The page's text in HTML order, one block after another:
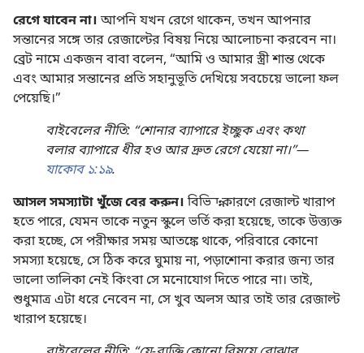
রেগে যাবেন না।আপনি যখন রেগে থাকেন, তখন আপনার
সন্তানের সঙ্গে তার রেজাল্টের বিষয় নিয়ে আলোচনা করবেন না।
ব্রেট নামে একজন বাবা বলেন, “আমি ও আমার স্ত্রী শান্ত থেকে
এবং আমার সন্তানের প্রতি সহানুভূতি দেখিয়ে সবচেয়ে ভালো ফল
পেয়েছি।”
বাইবেলের নীতি: “শোনার ব্যাপারে ইচ্ছুক এবং কথা
বলার ব্যাপারে ধীর হও আর দ্রুত রেগে যেয়ো না।”—
যাকোব ১:১৯.
আসল সমস্যাটা খুঁজে বের করুন।বিভিন্ন কারণে রেজাল্ট খারাপ
হতে পারে, যেমন তাকে নতুন স্কুলে ভর্তি করা হয়েছে, তাকে উত্ত্যক্ত
করা হচ্ছে, সে পরীক্ষার সময় আতঙ্কে থাকে, পরিবারে কোনো
সমস্যা হয়েছে, সে ঠিক করে ঘুমায় না, পড়াশোনা করার জন্য তার
ভালো তালিকা নেই কিংবা সে মনোযোগ দিতে পারে না। তাই,
শুধুমাত্র এটা ধরে নেবেন না, সে খুব অলস আর তাই তার রেজাল্ট
খারাপ হয়েছে।